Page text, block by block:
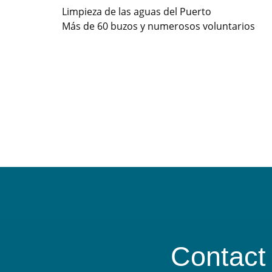
Limpieza de las aguas del Puerto
Más de 60 buzos y numerosos voluntarios
Contact